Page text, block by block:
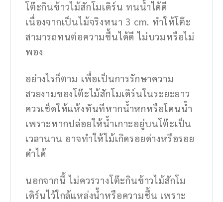
โต๊ะกินข้าวไม้สักโมเดิร์น ทนน้ำได้ดี
เนื่องจากเป็นไม้จริงหนา 3 cm. ทำให้โต๊ะ
สามารถทนต่อความชื้นได้ดี ไม่บวมหรือไม่
พอง
อย่างไรก็ตาม เพื่อเป็นการรักษาความ
สวยงามของโต๊ะไม้สักโมเดิร์นในระยะยาว
ควรเช็ดให้แห้งทันทีหากน้ำหกหรือโดนน้ำ
เพราะหากปล่อยให้น้ำเกาะอยู่บนโต๊ะเป็น
เวลานาน อาจทำให้ไม้เกิดรอยด่างหรือรอย
ดำได้
นอกจากนี้ ไม่ควรวางโต๊ะกินข้าวไม้สักโม
เดิร์นไว้ใกล้แหล่งน้ำหรือความชื้น เพราะ